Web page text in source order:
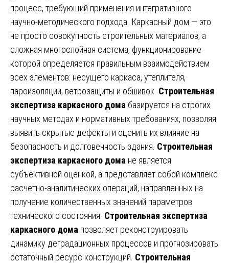
процесс, требующий применения интегративного
научно-методического подхода. Каркасный дом — это
не просто совокупность строительных материалов, а
сложная многослойная система, функционирование
которой определяется правильным взаимодействием
всех элементов: несущего каркаса, утеплителя,
пароизоляции, ветрозащиты и обшивок. Строительная
экспертиза каркасного дома базируется на строгих
научных методах и нормативных требованиях, позволяя
выявить скрытые дефекты и оценить их влияние на
безопасность и долговечность здания. Строительная
экспертиза каркасного дома не является
субъективной оценкой, а представляет собой комплекс
расчетно-аналитических операций, направленных на
получение количественных значений параметров
технического состояния. Строительная экспертиза
каркасного дома позволяет реконструировать
динамику деградационных процессов и прогнозировать
остаточный ресурс конструкций. Строительная